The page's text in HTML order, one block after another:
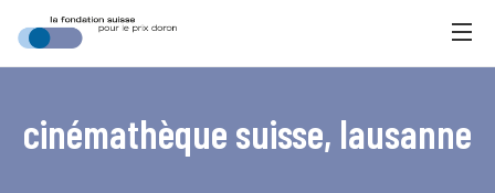
cinémathèque suisse, lausanne